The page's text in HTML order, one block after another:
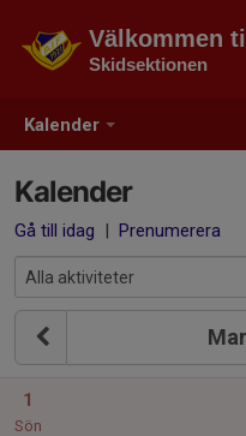
Kalender
Välkommen till
Skidsektionen
Kalender
Gå till idag | Prenumerera
1
Sön